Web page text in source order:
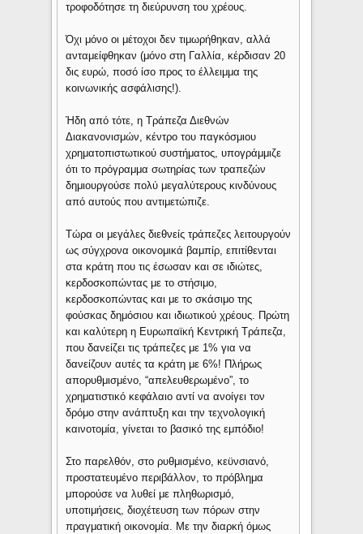
τροφοδότησε τη διεύρυνση του χρέους.
Όχι μόνο οι μέτοχοι δεν τιμωρήθηκαν, αλλά
ανταμείφθηκαν (μόνο στη Γαλλία, κέρδισαν 20
δις ευρώ, ποσό ίσο προς το έλλειμμα της
κοινωνικής ασφάλισης!).
Ήδη από τότε, η Τράπεζα Διεθνών
Διακανονισμών, κέντρο του παγκόσμιου
χρηματοπιστωτικού συστήματος, υπογράμμιζε
ότι το πρόγραμμα σωτηρίας των τραπεζών
δημιουργούσε πολύ μεγαλύτερους κινδύνους
από αυτούς που αντιμετώπιζε.
Τώρα οι μεγάλες διεθνείς τράπεζες λειτουργούν
ως σύγχρονα οικονομικά βαμπίρ, επιτίθενται
στα κράτη που τις έσωσαν και σε ιδιώτες,
κερδοσκοπώντας με το στήσιμο,
κερδοσκοπώντας και με το σκάσιμο της
φούσκας δημόσιου και ιδιωτικού χρέους. Πρώτη
και καλύτερη η Ευρωπαϊκή Κεντρική Τράπεζα,
που δανείζει τις τράπεζες με 1% για να
δανείζουν αυτές τα κράτη με 6%! Πλήρως
απορυθμισμένο, “απελευθερωμένο”, το
χρηματιστικό κεφάλαιο αντί να ανοίγει τον
δρόμο στην ανάπτυξη και την τεχνολογική
καινοτομία, γίνεται το βασικό της εμπόδιο!
Στο παρελθόν, στο ρυθμισμένο, κεϋνσιανό,
προστατευμένο περιβάλλον, το πρόβλημα
μπορούσε να λυθεί με πληθωρισμό,
υποτιμήσεις, διοχέτευση των πόρων στην
πραγματική οικονομία. Με την διαρκή όμως